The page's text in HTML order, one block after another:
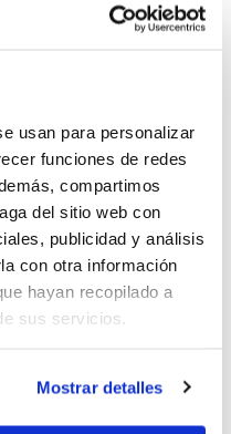
usan para personalizar
funciones de redes
compartimos
del sitio web con
publicidad y análisis
con otra información
hayan recopilado a
sus servicios.
Mostrar detalles
el carácter
por la promoción del
de la última fase de las
Campillo, se
de base y destacó
los padres y madres,
y su continuidad.
por el título de Lliga